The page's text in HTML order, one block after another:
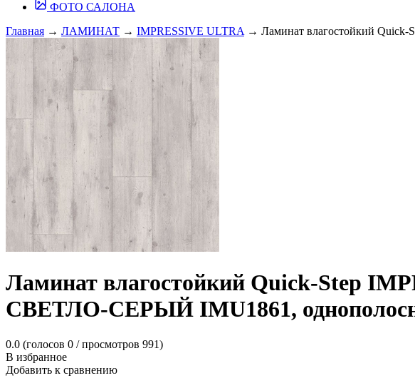
ФОТО САЛОНА
Главная → ЛАМИНАТ → IMPRESSIVE ULTRA → Ламинат влагостойкий
Ламинат влагостойкий Quick-Step
СВЕТЛО-СЕРЫЙ IMU1861,
0.0 (голосов 0 / просмотров 991)
В избранное
Добавить к сравнению